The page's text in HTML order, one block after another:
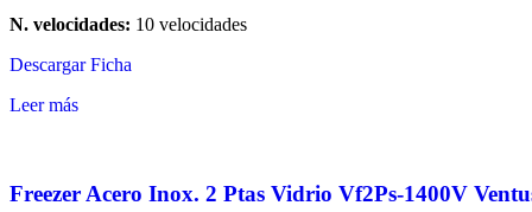
N. velocidades: 10 velocidades
Descargar Ficha
Leer más
Freezer Acero Inox. 2 Ptas Vidrio Vf2Ps-1400V